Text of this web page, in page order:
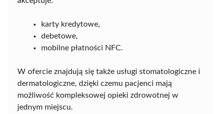
karty kredytowe,
debetowe,
mobilne płatności NFC.
W ofercie znajdują się także usługi stomatologiczne i
dermatologiczne, dzięki czemu pacjenci mają
możliwość kompleksowej opieki zdrowotnej w
jednym miejscu.